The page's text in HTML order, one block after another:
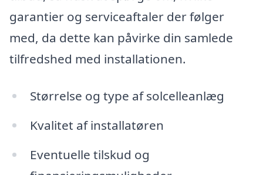
garantier og serviceaftaler der følger
med, da dette kan påvirke din samlede
tilfredshed med installationen.
Størrelse og type af solcelleanlæg
Kvalitet af installatøren
Eventuelle tilskud og